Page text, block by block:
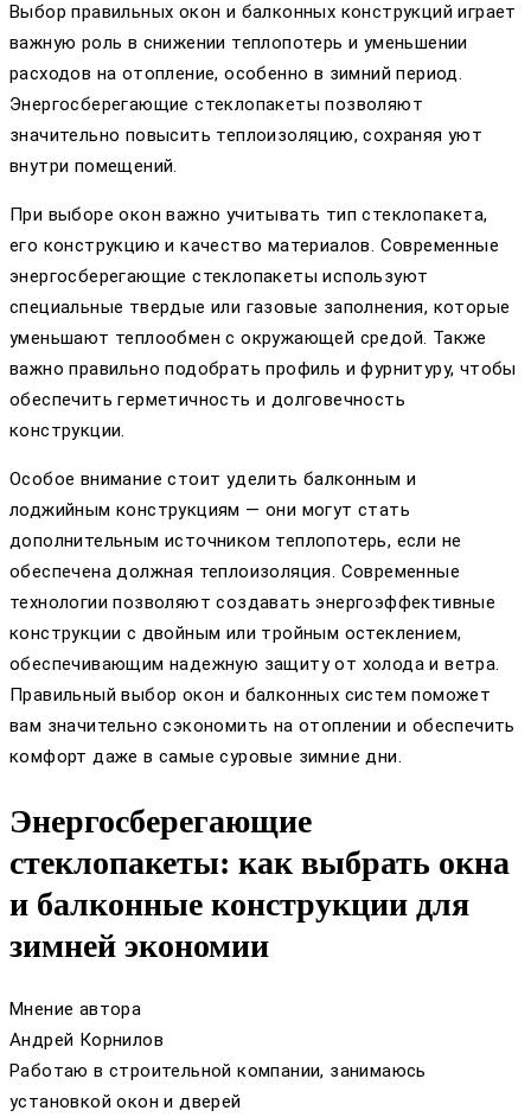
Выбор правильных окон и балконных конструкций играет
важную роль в снижении теплопотерь и уменьшении
расходов на отопление, особенно в зимний период.
Энергосберегающие стеклопакеты позволяют
значительно повысить теплоизоляцию, сохраняя уют
внутри помещений.
При выборе окон важно учитывать тип стеклопакета,
его конструкцию и качество материалов. Современные
энергосберегающие стеклопакеты используют
специальные твердые или газовые заполнения, которые
уменьшают теплообмен с окружающей средой. Также
важно правильно подобрать профиль и фурнитуру, чтобы
обеспечить герметичность и долговечность
конструкции.
Особое внимание стоит уделить балконным и
лоджийным конструкциям — они могут стать
дополнительным источником теплопотерь, если не
обеспечена должная теплоизоляция. Современные
технологии позволяют создавать энергоэффективные
конструкции с двойным или тройным остеклением,
обеспечивающим надежную защиту от холода и ветра.
Правильный выбор окон и балконных систем поможет
вам значительно сэкономить на отоплении и обеспечить
комфорт даже в самые суровые зимние дни.
Энергосберегающие
стеклопакеты: как выбрать окна
и балконные конструкции для
зимней экономии
Мнение автора
Андрей Корнилов
Работаю в строительной компании, занимаюсь
установкой окон и дверей